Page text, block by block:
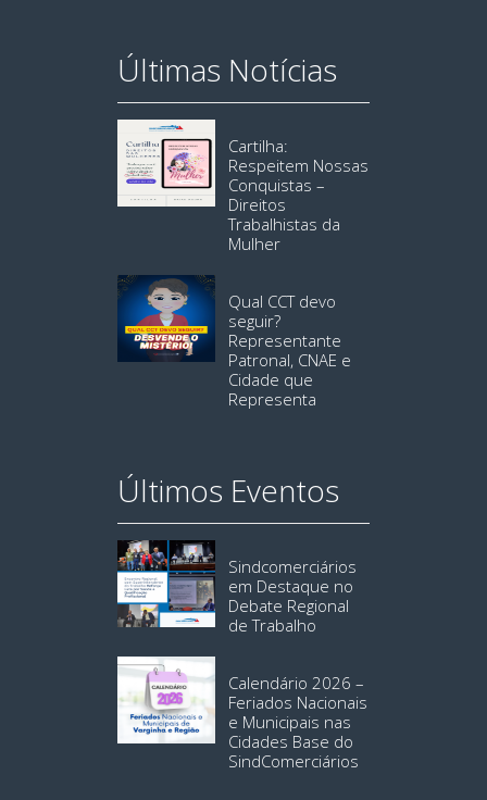
Últimas Notícias
Cartilha:
Respeitem Nossas
Conquistas –
Direitos
Trabalhistas da
Mulher
Qual CCT devo
seguir?
Representante
Patronal, CNAE e
Cidade que
Representa
Últimos Eventos
Sindcomerciários
em Destaque no
Debate Regional
de Trabalho
Calendário 2026 –
Feriados Nacionais
e Municipais nas
Cidades Base do
SindComerciários